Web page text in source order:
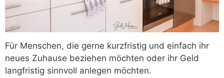
Für Menschen, die gerne kurzfristig und einfach ihr
neues Zuhause beziehen möchten oder ihr Geld
langfristig sinnvoll anlegen möchten.